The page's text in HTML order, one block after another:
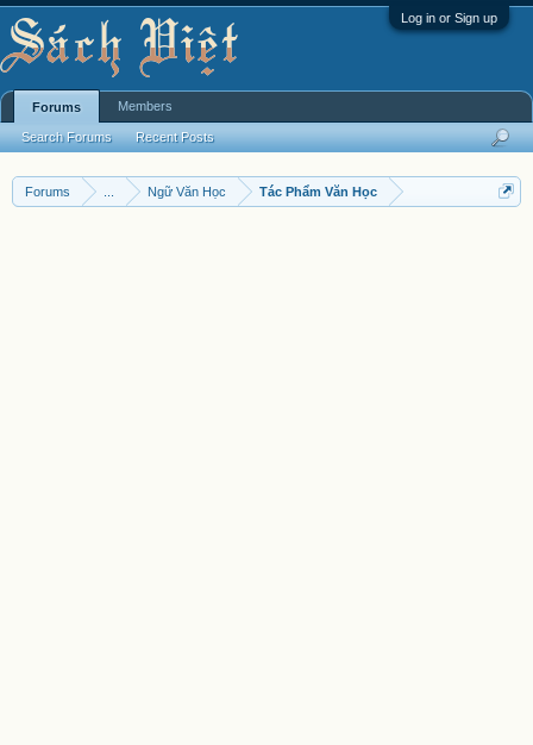
Log in or Sign up
Forums Ngữ Văn Học Tác Phẩm Văn Học
Forums
Search Forums Recent Posts
Members